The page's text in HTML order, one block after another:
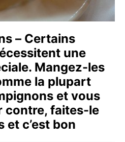
– Certains
une
Mangez-les
la plupart
et vous
contre, faites-le
et c’est bon